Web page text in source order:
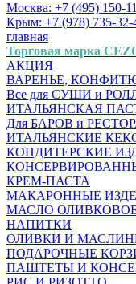
Москва: +7 (495) 150-
Крым: +7 (978) 735-32-
главная
Торговая марка
АКЦИЯ
ВАРЕНЬЕ,
Все для СУШИ и
ИТАЛЬЯНСКАЯ
Для БАРОВ и
ИТАЛЬЯНСКИЕ
КОНДИТЕРСКИЕ
КРЕМ-ПАСТА
МАКАРОННЫЕ
МАСЛО
НАПИТКИ
ОЛИВКИ И
ПОДАРОЧНЫЕ
ПАШТЕТЫ И